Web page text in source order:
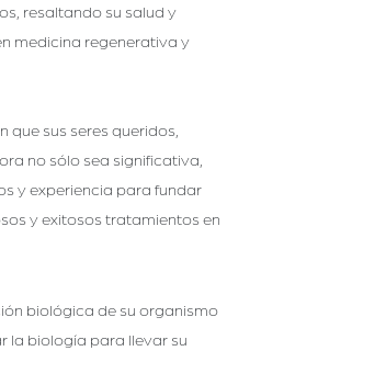
resaltando su salud y
medicina regenerativa y
sus seres queridos,
no sólo sea significativa,
y experiencia para fundar
y exitosos tratamientos en
biológica de su organismo
la biología para llevar su